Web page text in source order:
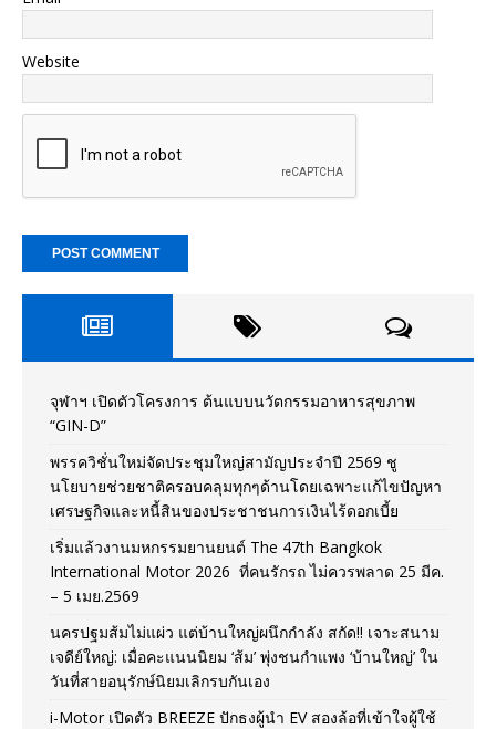
Website
จุฬาฯ เปิดตัวโครงการ ต้นแบบนวัตกรรมอาหารสุขภาพ
“GIN-D”
พรรควิชั่นใหม่จัดประชุมใหญ่สามัญประจำปี 2569 ชู
นโยบายช่วยชาติครอบคลุมทุกๆด้านโดยเฉพาะแก้ไขปัญหา
เศรษฐกิจและหนี้สินของประชาชนการเงินไร้ดอกเบี้ย
เริ่มแล้วงานมหกรรมยานยนต์ The 47th Bangkok
International Motor 2026 ที่คนรักรถ ไม่ควรพลาด 25 มีค.
– 5 เมย.2569
นครปฐมส้มไม่แผ่ว แต่บ้านใหญ่ผนึกกำลัง สกัด!! เจาะสนาม
เจดีย์ใหญ่: เมื่อคะแนนนิยม ‘ส้ม’ พุ่งชนกำแพง ‘บ้านใหญ่’ ใน
วันที่สายอนุรักษ์นิยมเลิกรบกันเอง
i-Motor เปิดตัว BREEZE ปักธงผู้นำ EV สองล้อที่เข้าใจผู้ใช้